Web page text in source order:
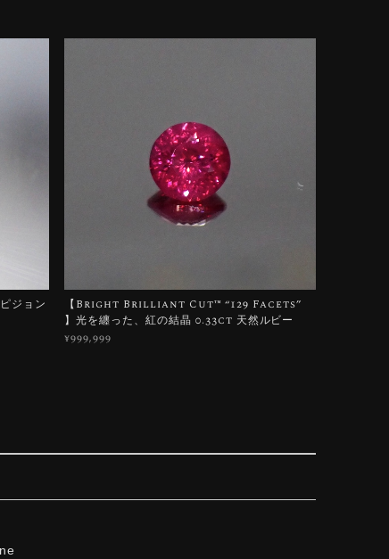
ジョン
【Bright Brilliant Cut™️ “129 Facets”
】光を纏った、紅の結晶 0.33ct 天然ルビー
¥999,999